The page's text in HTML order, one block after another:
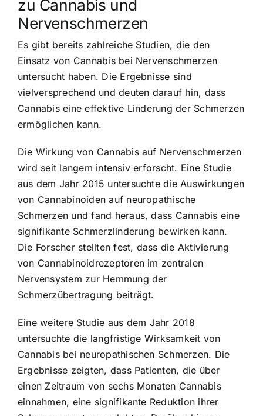
zu Cannabis und
Nervenschmerzen
Es gibt bereits zahlreiche Studien, die den
Einsatz von Cannabis bei Nervenschmerzen
untersucht haben. Die Ergebnisse sind
vielversprechend und deuten darauf hin, dass
Cannabis eine effektive Linderung der Schmerzen
ermöglichen kann.
Die Wirkung von Cannabis auf Nervenschmerzen
wird seit langem intensiv erforscht. Eine Studie
aus dem Jahr 2015 untersuchte die Auswirkungen
von Cannabinoiden auf neuropathische
Schmerzen und fand heraus, dass Cannabis eine
signifikante Schmerzlinderung bewirken kann.
Die Forscher stellten fest, dass die Aktivierung
von Cannabinoidrezeptoren im zentralen
Nervensystem zur Hemmung der
Schmerzübertragung beiträgt.
Eine weitere Studie aus dem Jahr 2018
untersuchte die langfristige Wirksamkeit von
Cannabis bei neuropathischen Schmerzen. Die
Ergebnisse zeigten, dass Patienten, die über
einen Zeitraum von sechs Monaten Cannabis
einnahmen, eine signifikante Reduktion ihrer